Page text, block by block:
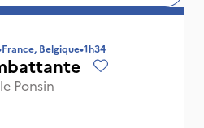
France, Belgique•1h34
Ponsin